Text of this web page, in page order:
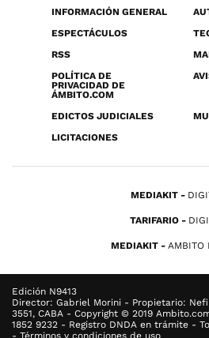
INFORMACIÓN GENERAL
ESPECTÁCULOS
RSS
POLÍTICA DE
PRIVACIDAD DE
ÁMBITO.COM
EDICTOS JUDICIALES
LICITACIONES
MEDIAKIT
TARIFARIO
MEDIAKIT AMBITO
Edición N9413
Director: Gabriel Morini - Propietario:
3551, CABA - Copyright © 2019
1852 9232 - Registro DNDA en trámite -